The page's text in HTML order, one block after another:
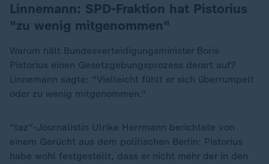
Linnemann: SPD-Fraktion hat Pistorius
"zu wenig mitgenommen"
Warum hält Bundesverteidigungsminister Boris
Pistorius einen Gesetzgebungsprozess derart auf?
Linnemann sagte: "Vielleicht fühlt er sich überrumpelt
oder zu wenig mitgenommen."
"taz"-Journalistin Ulrike Herrmann berichtete von
einem Gerücht aus dem politischen Berlin: Pistorius
habe wohl festgestellt, dass er nicht mehr der in den